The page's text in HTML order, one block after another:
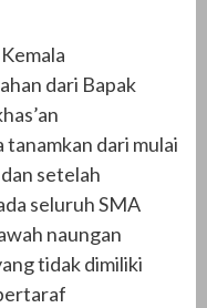
dari Bapak
dari mulai
setelah
seluruh SMA
naungan
tidak dimiliki